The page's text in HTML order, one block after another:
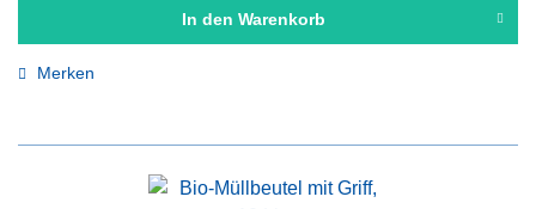
In den Warenkorb
Merken